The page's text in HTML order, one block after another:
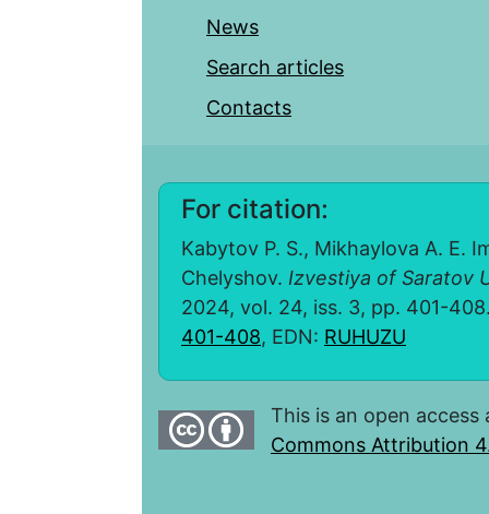
News
Search articles
Contacts
For citation:
Kabytov P. S., Mikhaylova A. E.
Chelyshov. Izvestiya of Saratov
2024, vol. 24, iss. 3, pp. 401-
401-408, EDN: RUHUZU
This is an open
Commons Attribution